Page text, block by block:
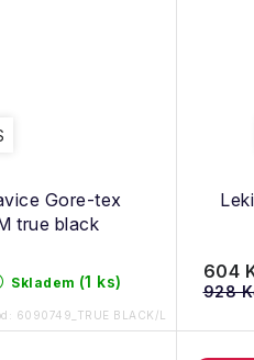
Gore-tex
true black
Skladem (1 ks)
6090749_TRUE BLACK/L
604
928